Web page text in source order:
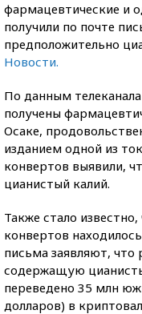
фармацевтические и
получили по почте
предположительно
Новости.
По данным
получены
Осаке,
изданием одной из
конвертов выявили,
цианистый калий.
Также стало
конвертов
письма заявляют,
содержащую
переведено 35 млн
долларов) в